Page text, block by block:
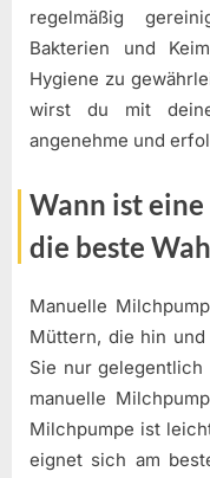
regelmäßig
Bakterien und
Hygiene zu
wirst du mit
angenehme und
Wann ist
die beste
Manuelle
Müttern, die hin und
Sie nur gelegentlich
manuelle
Milchpumpe ist
eignet sich am